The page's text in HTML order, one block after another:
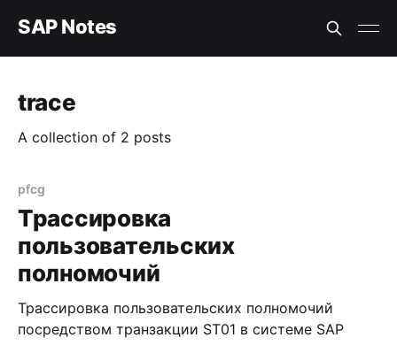
SAP Notes
trace
A collection of 2 posts
pfcg
Трассировка
пользовательских
полномочий
Трассировка пользовательских полномочий
посредством транзакции ST01 в системе SAP